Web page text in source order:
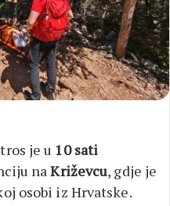
je u 10 sati
naKriževcu, gdje je
osobi iz Hrvatske.